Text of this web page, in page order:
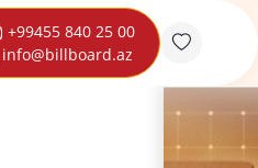
+99455 840 25 00
info@billboard.az